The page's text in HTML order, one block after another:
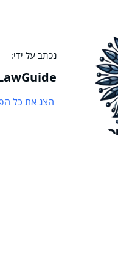
נכתב על ידי:
הצג את כל